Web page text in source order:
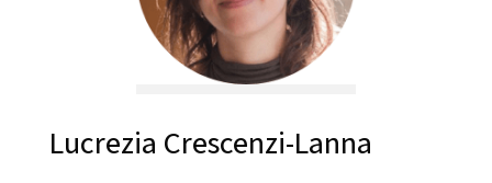
Lucrezia Crescenzi-Lanna